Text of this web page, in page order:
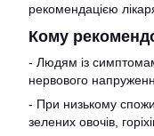
рекомендацією
Кому
- Людям із
нервового
- При низькому
зелених овочів,